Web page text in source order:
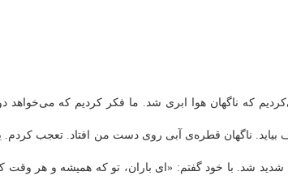
که ناگهان هوا ابری شد. ما فکر کردیم که می‌خواهد
بیاید. ناگهان قطره‌ی آبی روی دست من افتاد. تعجب
شدید شد. با خود گفتم: «ای باران، تو که همیشه و هر